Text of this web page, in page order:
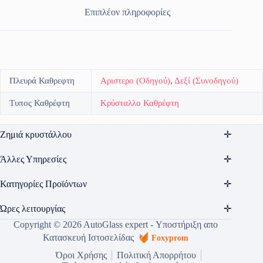
Επιπλέον πληροφορίες
Πλευρά Καθρεφτη Αριστερο (Οδηγού), Δεξί (Συνοδηγού)
Τυπος Καθρέφτη Κρύσταλλο Καθρέφτη
Ζημιά κρυστάλλου
Άλλες Υπηρεσίες
Κατηγορίες Προϊόντων
Ώρες λειτουργίας
Copyright © 2026 AutoGlass expert - Υποστήριξη απο
Κατασκευή Ιστοσελίδας
Foxyprom
Όροι Χρήσης
Πολιτική Απορρήτου